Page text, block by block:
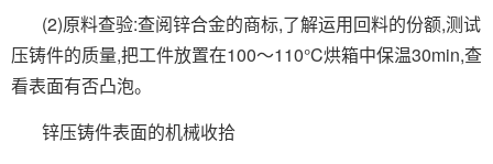
(2)原料查验:查阅锌合金的商标,了解运用回料的份额,测试
压铸件的质量,把工件放置在100～110°C烘箱中保温30min,查
看表面有否凸泡。
锌压铸件表面的机械收拾